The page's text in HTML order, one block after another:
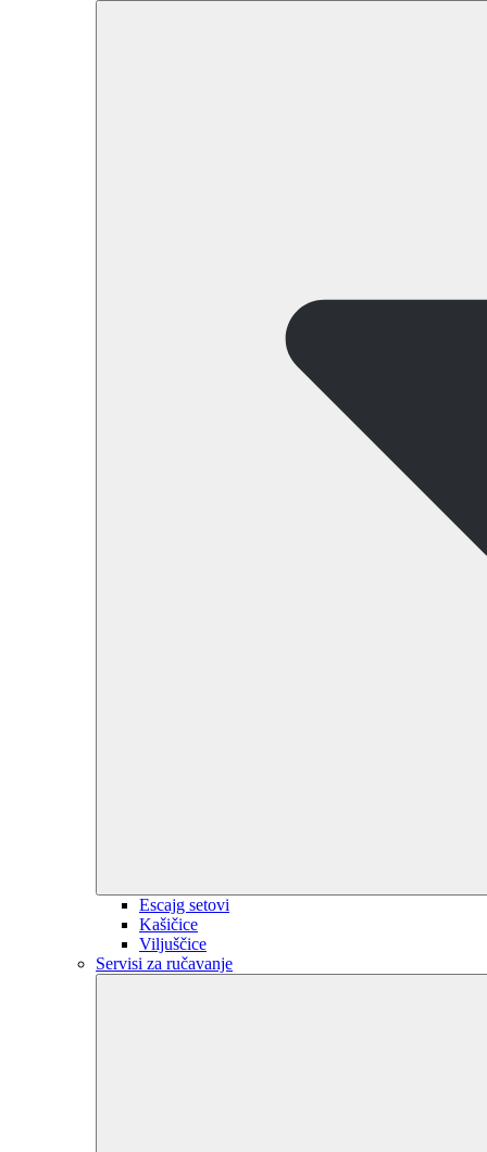
Escajg setovi
Kašičice
Viljuščice
Servisi za ručavanje